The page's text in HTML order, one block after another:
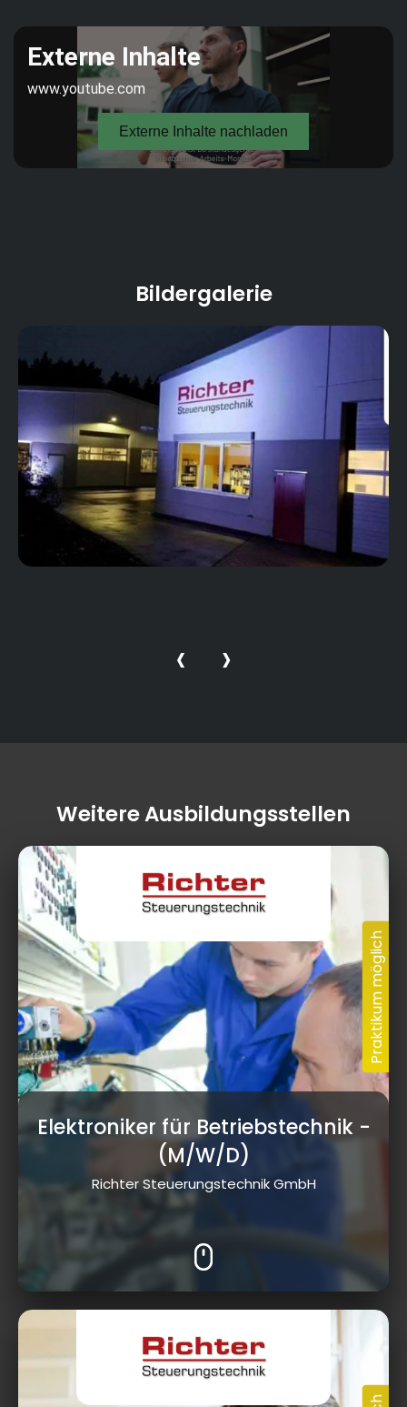
Bildergalerie
‹ ›
Weitere Ausbildungsstellen
Elektroniker für Betriebstechnik-
(M/W/D)
Richter Steuerungstechnik GmbH